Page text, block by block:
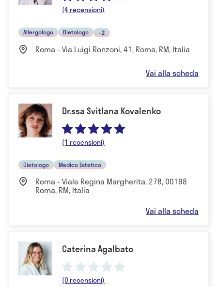
(4 recensioni)
Allergologo Dietologo +2
Roma - Via Luigi Ronzoni, 41, Roma, RM, Italia
Vai alla scheda
Dr.ssa Svitlana Kovalenko
(1 recensioni)
Dietologo Medico Estetico
Roma - Viale Regina Margherita, 278, 00198
Roma, RM, Italia
Vai alla scheda
Caterina Agalbato
(0 recensioni)